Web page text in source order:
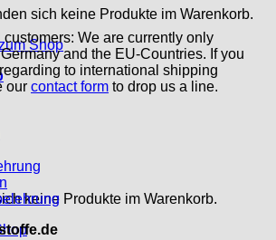
sich keine Produkte im Warenkorb.
Shop
keine Produkte im Warenkorb.
We are currently only
and the EU-Countries. If you
to international shipping
our contact form to drop us a line.